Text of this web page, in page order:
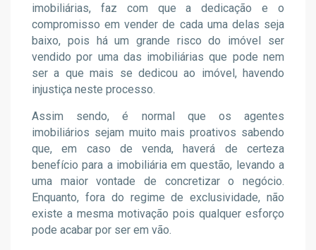
imobiliárias, faz com que a dedicação e o
compromisso em vender de cada uma delas seja
baixo, pois há um grande risco do imóvel ser
vendido por uma das imobiliárias que pode nem
ser a que mais se dedicou ao imóvel, havendo
injustiça neste processo.
Assim sendo, é normal que os agentes
imobiliários sejam muito mais proativos sabendo
que, em caso de venda, haverá de certeza
benefício para a imobiliária em questão, levando a
uma maior vontade de concretizar o negócio.
Enquanto, fora do regime de exclusividade, não
existe a mesma motivação pois qualquer esforço
pode acabar por ser em vão.